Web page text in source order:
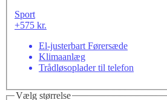
Sport
+575 kr.
El-justerbart Førersæde
Klimaanlæg
Trådløsoplader til telefon
Vælg størrelse